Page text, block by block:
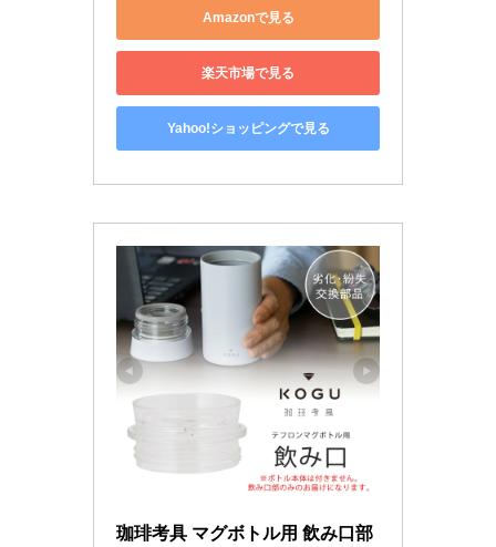
Amazonで見る
楽天市場で見る
Yahoo!ショッピングで見る
珈琲考具 マグボトル用 飲み口部